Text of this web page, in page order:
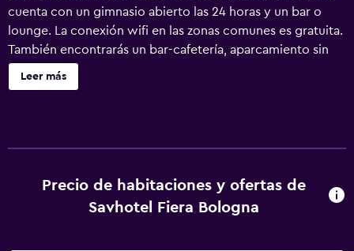
cuenta con un gimnasio abierto las 24 horas y un bar o
lounge. La conexión wifi en las zonas comunes es gratuita.
También encontrarás un bar-cafetería, aparcamiento sin
asistencia y un centro de negocios. Se ofrece un servicio
de limpieza a petición. Savhotel Fiera Bologna ofrece 120
secador de pelo. Los servicios para las personas de
negocios incluyen escritorio y teléfono. Es posible
Leer más
Precio de habitaciones y ofertas de
Savhotel Fiera Bologna